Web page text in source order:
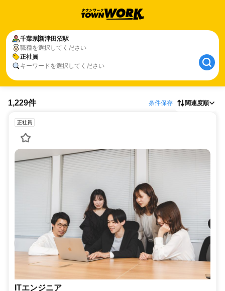
千葉県新津田沼駅
職種を選択してください
正社員
キーワードを選択してください
1,229件 条件保存 関連度順
正社員
ITエンジニア